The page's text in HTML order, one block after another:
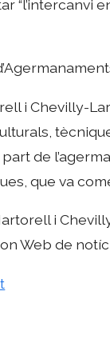
“l’intercanvi
i Chevilly-
de
que va
i
Web de